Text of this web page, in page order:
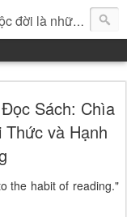
là những vòng quay!
Sách: Chìa
Thức và Hạnh
the habit of reading."